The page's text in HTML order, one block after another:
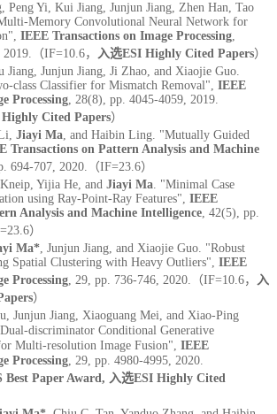
Peng Yi, Kui Jiang, Junjun Jiang, Zhen Han, Tao
Memory Convolutional Neural Network for
IEEE Transactions on Image Processing,
（IF=10.6， 入选ESI Highly Cited Papers）
Jiang, Junjun Jiang, Ji Zhao, and Xiaojie Guo.
class Classifier for Mismatch Removal", IEEE
Processing, 28(8), pp. 4045-4059, 2019.
Cited Papers）
Jiayi Ma, and Haibin Ling. "Mutually Guided
Transactions on Pattern Analysis and Machine
694-707, 2020.（IF=23.6）
Yijia He, and Jiayi Ma. "Minimal Case
using Ray-Point-Ray Features", IEEE
Analysis and Machine Intelligence, 42(5), pp.
）
Ma*, Junjun Jiang, and Xiaojie Guo. "Robust
Spatial Clustering with Heavy Outliers", IEEE
Processing, 29, pp. 736-746, 2020.（IF=10.6， 入
）
Junjun Jiang, Xiaoguang Mei, and Xiao-Ping
discriminator Conditional Generative
Multi-resolution Image Fusion", IEEE
Processing, 29, pp. 4980-4995, 2020.
Best Paper Award, 入选ESI Highly Cited